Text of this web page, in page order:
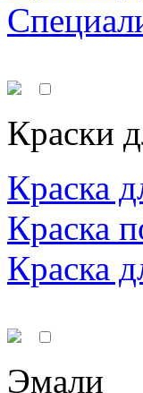
Краски
Краска
Краска
Краска
Эмали